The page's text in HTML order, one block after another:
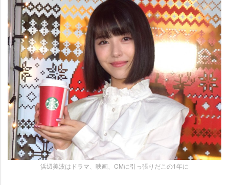
浜辺美波はドラマ、映画、CMに引っ張りだこの1年に